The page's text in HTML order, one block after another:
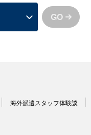
GO
海外派遣スタッフ体験談